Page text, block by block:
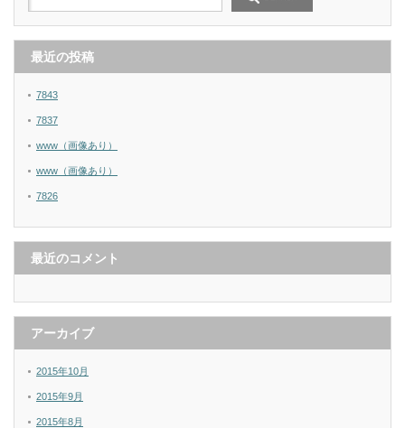
最近の投稿
7843
7837
www（画像あり）
www（画像あり）
7826
最近のコメント
アーカイブ
2015年10月
2015年9月
2015年8月